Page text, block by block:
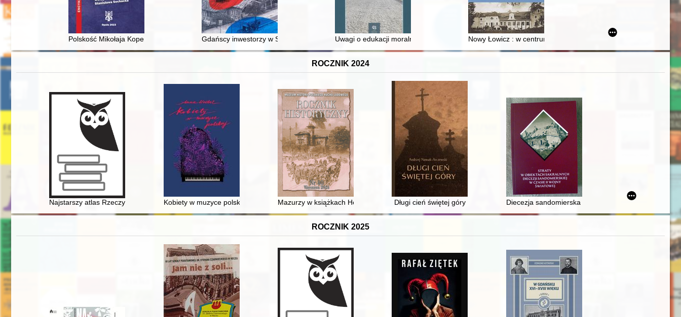
Polskość Mikołaja Kopernika z rodu ŚlązakaGdańscy inwestorzy w Sopocie : prestiż finansowy i towarzyski lokalnego mieszczaństwa w 2. poł. XIX w
Uwagi o edukacji moralnej synów szlacheckich w XVI-wiecznej Rzeczypospolitej
Nowy Łowicz : w centrum poligonu drawskiego od średniowiecza
ROCZNIK 2024
Najstarszy atlas Rzeczypospolitej Obojga Narodów : mapy i chorografia Nicolasa Sansona (1600-1667)
Kobiety w muzyce polskiej Mazurzy w książkach Henryka Syski = The Masurians in the Henryk Syska’s books
Długi cień świętej góry Diecezja sandomierska w latach II wojny światowej
ROCZNIK 2025